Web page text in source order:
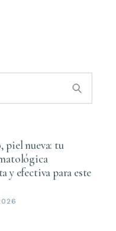
piel nueva: tu
y efectiva para este